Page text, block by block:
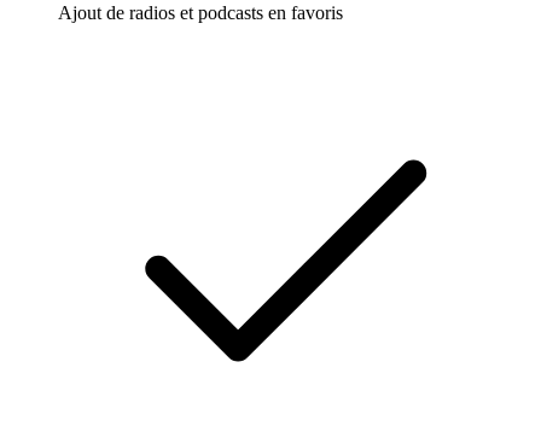
Ajout de radios et podcasts en favoris